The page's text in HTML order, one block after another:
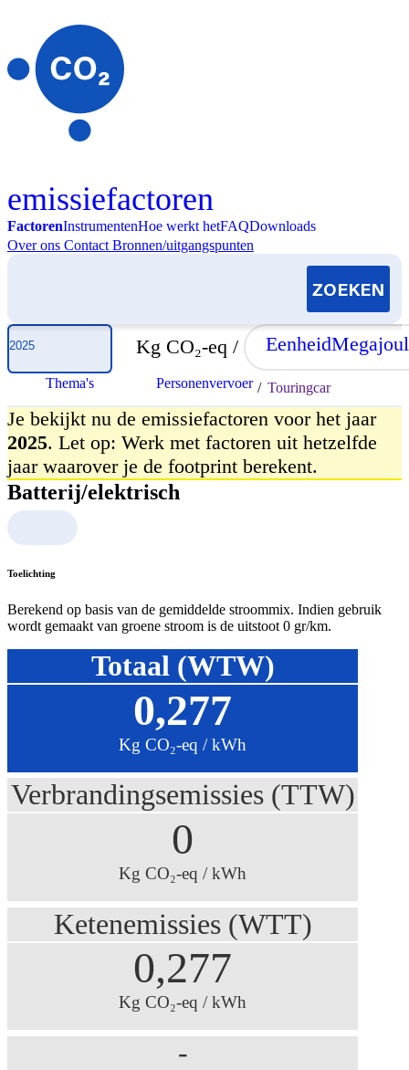
emissiefactoren
FactorenInstrumentenHoe werkt hetFAQDownloads
Over ons Contact Bronnen/uitgangspunten
Selecteer jaar
Kg CO₂-eq / Eenheid
Thema's Personenvervoer / Touringcar
Je bekijkt nu de emissiefactoren voor het jaar
2025. Let op: Werk met factoren uit hetzelfde
jaar waarover je de footprint berekent.
Batterij/elektrisch
Toelichting
Berekend op basis van de gemiddelde stroommix. Indien gebruik
wordt gemaakt van groene stroom is de uitstoot 0 gr/km.
Totaal (WTW)
0,277
Kg CO₂-eq / kWh
Verbrandingsemissies (TTW)
0
Kg CO₂-eq / kWh
Ketenemissies (WTT)
0,277
Kg CO₂-eq / kWh
-